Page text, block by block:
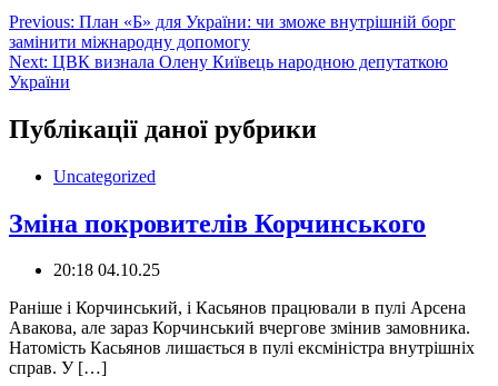
Навігація
записів
Previous: План «Б» для України: чи зможе внутрішній борг
замінити міжнародну допомогу
Next: ЦВК визнала Олену Київець народною депутаткою
України
Публікації даної рубрики
Uncategorized
Зміна покровителів Корчинського
20:18 04.10.25
Раніше і Корчинський, і Касьянов працювали в пулі Арсена
Авакова, але зараз Корчинський вчергове змінив замовника.
Натомість Касьянов лишається в пулі ексміністра внутрішніх
справ. У […]